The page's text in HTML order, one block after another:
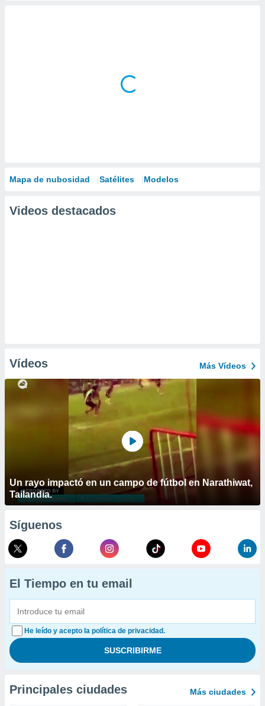
Mapa de nubosidad Satélites Modelos
Videos destacados
Vídeos Más Vídeos
Un rayo impactó en un campo de fútbol en Narathiwat,
Tailandia.
Síguenos
El Tiempo en tu email
He leído y acepto la política de privacidad.
Principales ciudades Más ciudades